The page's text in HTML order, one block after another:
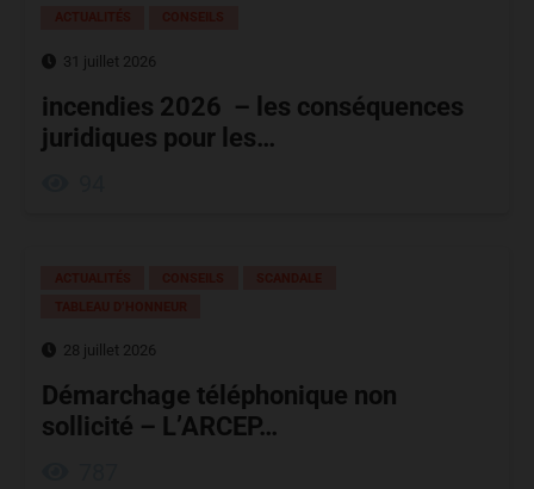
31 juillet 2026
incendies 2026 – les conséquences
juridiques pour les…
28 juillet 2026
Démarchage téléphonique non
sollicité – L’ARCEP…